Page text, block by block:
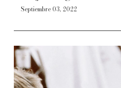
Septiembre 03, 2022